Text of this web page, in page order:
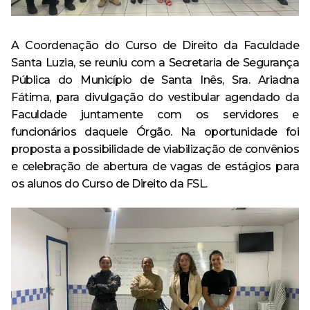
Política de Privacidade
Monitoria
Calendário Acadêmico
Acervo
Revistas e Periódicos
Estrutura física
Repositório Institucional
Serviços oferecidos
Ouvidoria
Outras ferramentas de pesquisa
Portal Acadêmico
Minha Biblioteca
Pesquisa
Revista Risa
CPA
Ouvidoria
Banco de Talentos
Acompanhamento dos Egressos
Escola Técnica
Curso de Extensão
Egressos
Ensino
Evento
Extensão
Pesquisa
A Coordenação do Curso de Direito da Faculdade
Santa Luzia, se reuniu com a Secretaria de Segurança
Pública do Município de Santa Inês, Sra. Ariadna
Fátima, para divulgação do vestibular agendado da
Faculdade juntamente com os servidores e
funcionários daquele Órgão. Na oportunidade foi
proposta a possibilidade de viabilização de convênios
e celebração de abertura de vagas de estágios para
os alunos do Curso de Direito da FSL.